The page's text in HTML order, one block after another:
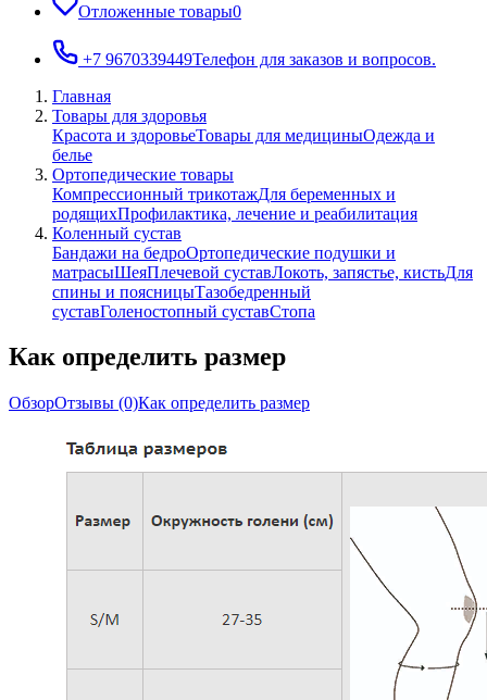
Отложенные товары0
+7 9670339449Телефон для заказов и вопросов.
Главная
Товары для здоровья
Красота и здоровьеТовары для медициныОдежда и
белье
Ортопедические товары
Компрессионный трикотажДля беременных и
родящихПрофилактика, лечение и реабилитация
Коленный сустав
Бандажи на бедроОртопедические подушки и
матрасыШеяПлечевой суставЛокоть, запястье, кистьДля
спины и поясницыТазобедренный
суставГоленостопный суставСтопа
Как определить размер
ОбзорОтзывы (0)Как определить размер